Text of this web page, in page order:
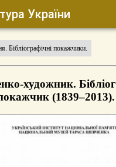
України
Бібліографічні покажчики.
художник.
(1839–2013).